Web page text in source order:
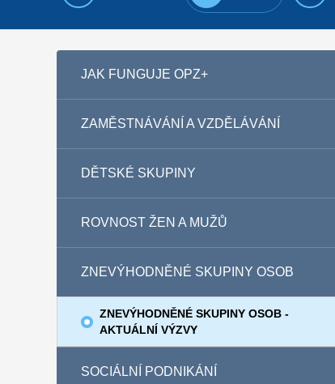
JAK FUNGUJE OPZ+
ZAMĚSTNÁVÁNÍ A VZDĚLÁVÁNÍ
DĚTSKÉ SKUPINY
ROVNOST ŽEN A MUŽŮ
ZNEVÝHODNĚNÉ SKUPINY OSOB
ZNEVÝHODNĚNÉ SKUPINY OSOB -
AKTUÁLNÍ VÝZVY
SOCIÁLNÍ PODNIKÁNÍ